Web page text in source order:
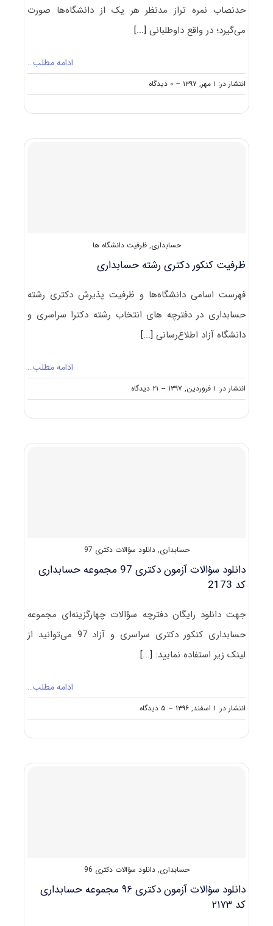
حدنصاب نمره تراز مدنظر هر یک از دانشگاه‌ها صورت
می‌گیرد؛ در واقع داوطلبانی[...]
ادامه مطلب…
انتشار در: ۱ مهر, ۱۳۹۷ -- ۰ دیدگاه
on
حدنصاب
دعوت
مصاحبه
حسابداری,ظرفیت دانشگاه ها
ظرفیت کنکور دکتری رشته حسابداری
فهرست اسامی دانشگاه‌ها و ظرفیت پذیرش دکتری رشته
حسابداری در دفترچه های انتخاب رشته دکترا سراسری و
دانشگاه آزاد اطلاع‌رسانی[...]
ادامه مطلب…
انتشار در: ۱ فروردین, ۱۳۹۷ -- ۲۱ دیدگاه
on
ظرفیت
دکتری
حسابداری
حسابداری,دانلود سؤالات دکتری 97
دانلود سؤالات آزمون دکتری 97 مجموعه حسابداری
کد 2173
جهت دانلود رایگان دفترچه سؤالات چهارگزینه‌ای مجموعه
حسابداری کنکور دکتری سراسری و آزاد 97 می‌توانید از
لینک زیر استفاده نمایید: [...]
ادامه مطلب…
انتشار در: ۱ اسفند, ۱۳۹۶ -- ۵ دیدگاه
on
دانلود
آزمون
۹۷
حسابداری,دانلود سؤالات دکتری 96
دانلود سؤالات آزمون دکتری ۹۶ مجموعه حسابداری
کد ۲۱۷۳